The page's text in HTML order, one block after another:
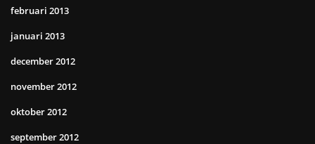
februari 2013
januari 2013
december 2012
november 2012
oktober 2012
september 2012